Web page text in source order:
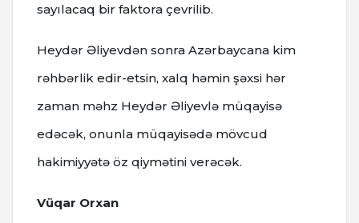
sayılacaq bir faktora çevrilib.
Heydər Əliyevdən sonra Azərbaycana kim
rəhbərlik edir-etsin, xalq həmin şəxsi hər
zaman məhz Heydər Əliyevlə müqayisə
edəcək, onunla müqayisədə mövcud
hakimiyyətə öz qiymətini verəcək.
Vüqar Orxan